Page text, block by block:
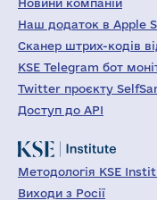
Новини компаній
Наш додаток в Apple
Сканер штрих-кодів
KSE Telegram бот
Twitter проєкту
Доступ до API
Методологія KSE
Виходи з Росії